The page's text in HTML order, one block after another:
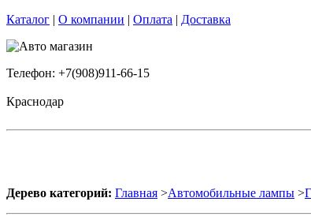
Каталог | О компании | Оплата | Доставка
Телефон: +7(908)911-66-15
Краснодар
Дерево категорий: Главная >Автомобильные лампы >